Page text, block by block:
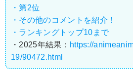
・第2位
・その他のコメントを紹介！
・ランキングトップ10まで
・2025年結果： https://
19/90472.html